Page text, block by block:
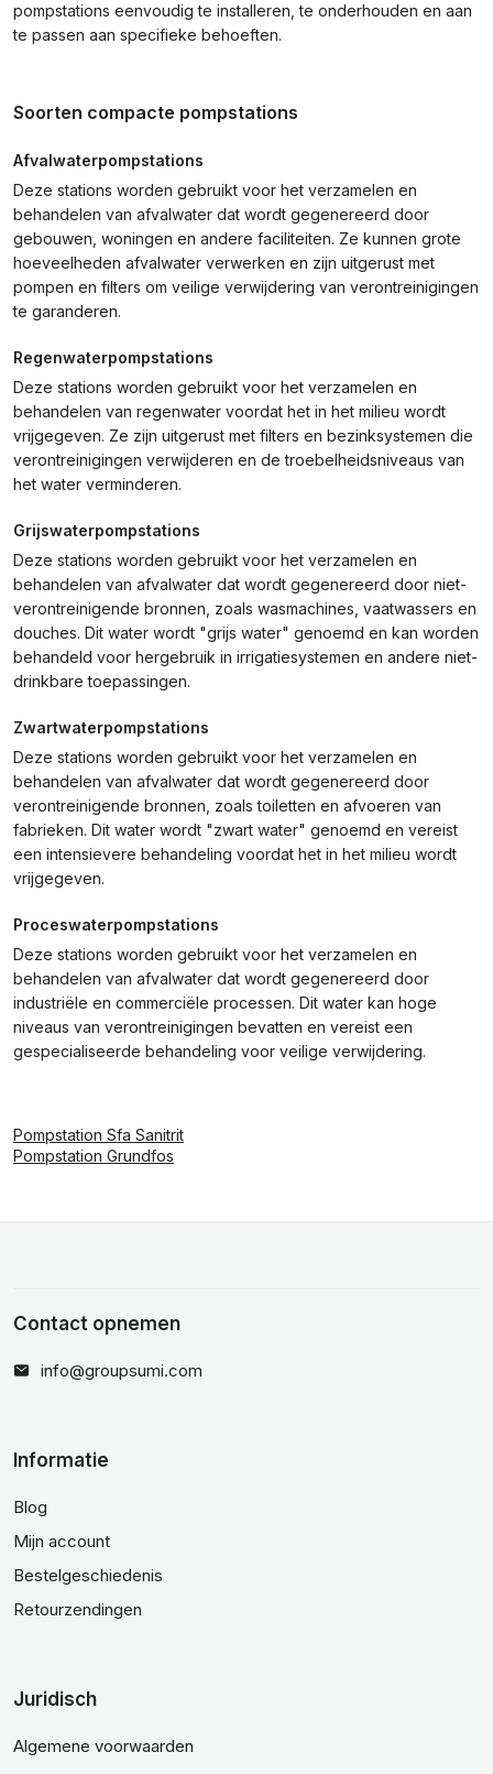
pompstations eenvoudig te installeren, te onderhouden en aan
te passen aan specifieke behoeften.
Soorten compacte pompstations
Afvalwaterpompstations
Deze stations worden gebruikt voor het verzamelen en
behandelen van afvalwater dat wordt gegenereerd door
gebouwen, woningen en andere faciliteiten. Ze kunnen grote
hoeveelheden afvalwater verwerken en zijn uitgerust met
pompen en filters om veilige verwijdering van verontreinigingen
te garanderen.
Regenwaterpompstations
Deze stations worden gebruikt voor het verzamelen en
behandelen van regenwater voordat het in het milieu wordt
vrijgegeven. Ze zijn uitgerust met filters en bezinksystemen die
verontreinigingen verwijderen en de troebelheidsniveaus van
het water verminderen.
Grijswaterpompstations
Deze stations worden gebruikt voor het verzamelen en
behandelen van afvalwater dat wordt gegenereerd door niet-
verontreinigende bronnen, zoals wasmachines, vaatwassers en
douches. Dit water wordt "grijs water" genoemd en kan worden
behandeld voor hergebruik in irrigatiesystemen en andere niet-
drinkbare toepassingen.
Zwartwaterpompstations
Deze stations worden gebruikt voor het verzamelen en
behandelen van afvalwater dat wordt gegenereerd door
verontreinigende bronnen, zoals toiletten en afvoeren van
fabrieken. Dit water wordt "zwart water" genoemd en vereist
een intensievere behandeling voordat het in het milieu wordt
vrijgegeven.
Proceswaterpompstations
Deze stations worden gebruikt voor het verzamelen en
behandelen van afvalwater dat wordt gegenereerd door
industriële en commerciële processen. Dit water kan hoge
niveaus van verontreinigingen bevatten en vereist een
gespecialiseerde behandeling voor veilige verwijdering.
Pompstation Sfa Sanitrit
Pompstation Grundfos
Contact opnemen
info@groupsumi.com
Informatie
Blog
Mijn account
Bestelgeschiedenis
Retourzendingen
Juridisch
Algemene voorwaarden